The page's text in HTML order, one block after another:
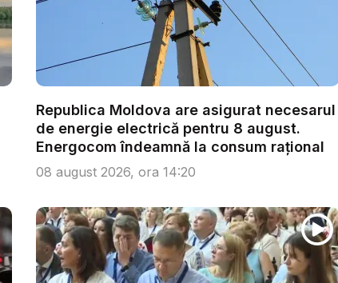
Republica Moldova are asigurat necesarul
de energie electrică pentru 8 august.
Energocom îndeamnă la consum rațional
08 august 2026, ora 14:20